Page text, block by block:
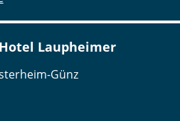
Laupheimer
Günz